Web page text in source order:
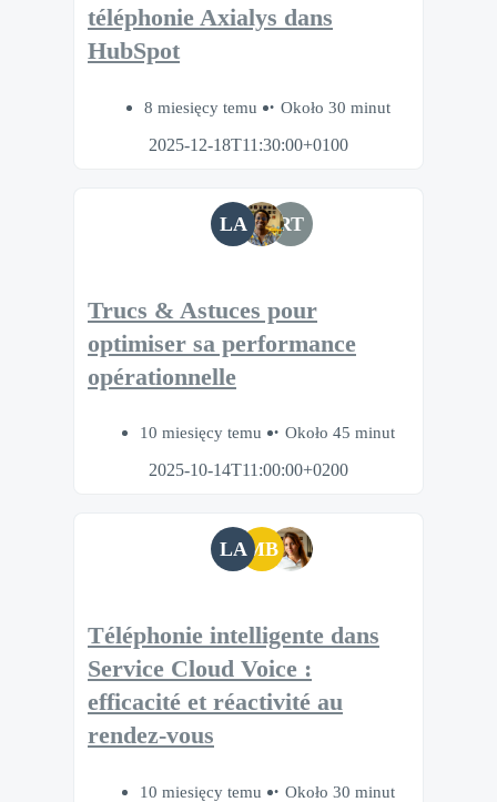
téléphonie Axialys dans
HubSpot
8 miesięcy temu
Około 30 minut
2025-12-18T11:30:00+0100
LA RT
Trucs & Astuces pour
optimiser sa performance
opérationnelle
10 miesięcy temu
Około 45 minut
2025-10-14T11:00:00+0200
LAMB
Téléphonie intelligente dans
Service Cloud Voice :
efficacité et réactivité au
rendez-vous
10 miesięcy temu
Około 30 minut